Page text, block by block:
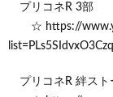
プリコネR 3部
☆ https://
プリコネR 絆スト